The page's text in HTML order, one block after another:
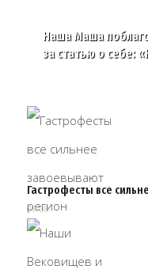
Наша Маша
за статью о себе:
Гастрофесты все
09/08